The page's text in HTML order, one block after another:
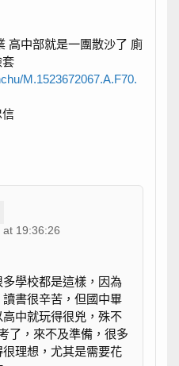
高中部就是一團散沙了 廁
套
M.1523672067.A.F70.
信
19:36:26
學校都是這樣，因為
書很辛苦，但國中畢
中就玩得很兇，殊不
了，來不及準備，很多
理想，尤其是需要花